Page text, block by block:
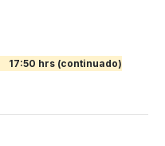
17:50 hrs (continuado)